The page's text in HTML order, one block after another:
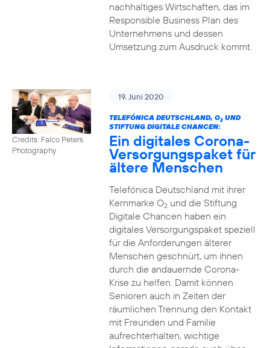
nachhaltiges Wirtschaften, das im
Responsible Business Plan des
Unternehmens und dessen
Umsetzung zum Ausdruck kommt.
Credits: Falco Peters
Photography
19. Juni 2020
TELEFÓNICA DEUTSCHLAND, O2UND
STIFTUNG DIGITALE CHANCEN:
Ein digitales Corona-
Versorgungspaket für
ältere Menschen
Telefónica Deutschland mit ihrer
Kernmarke O2und die Stiftung
Digitale Chancen haben ein
digitales Versorgungspaket speziell
für die Anforderungen älterer
Menschen geschnürt, um ihnen
durch die andauernde Corona-
Krise zu helfen. Damit können
Senioren auch in Zeiten der
räumlichen Trennung den Kontakt
mit Freunden und Familie
aufrechterhalten, wichtige